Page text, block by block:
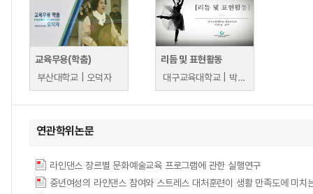
교육무용(학춤)
부산대학교 | 오덕자
리듬 및 표현활동
대구교육대학교 | 박은규
연관학위논문
라인댄스 장르별 문화예술교육 프로그램에 관한 실행연구
중년여성의 라인댄스 참여와 스트레스 대처훈련이 생활 만족도에 미치